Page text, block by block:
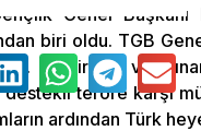
Genel Başkanı
biri oldu. TGB
Demiralay ve
teröre karşı
ardından Türk